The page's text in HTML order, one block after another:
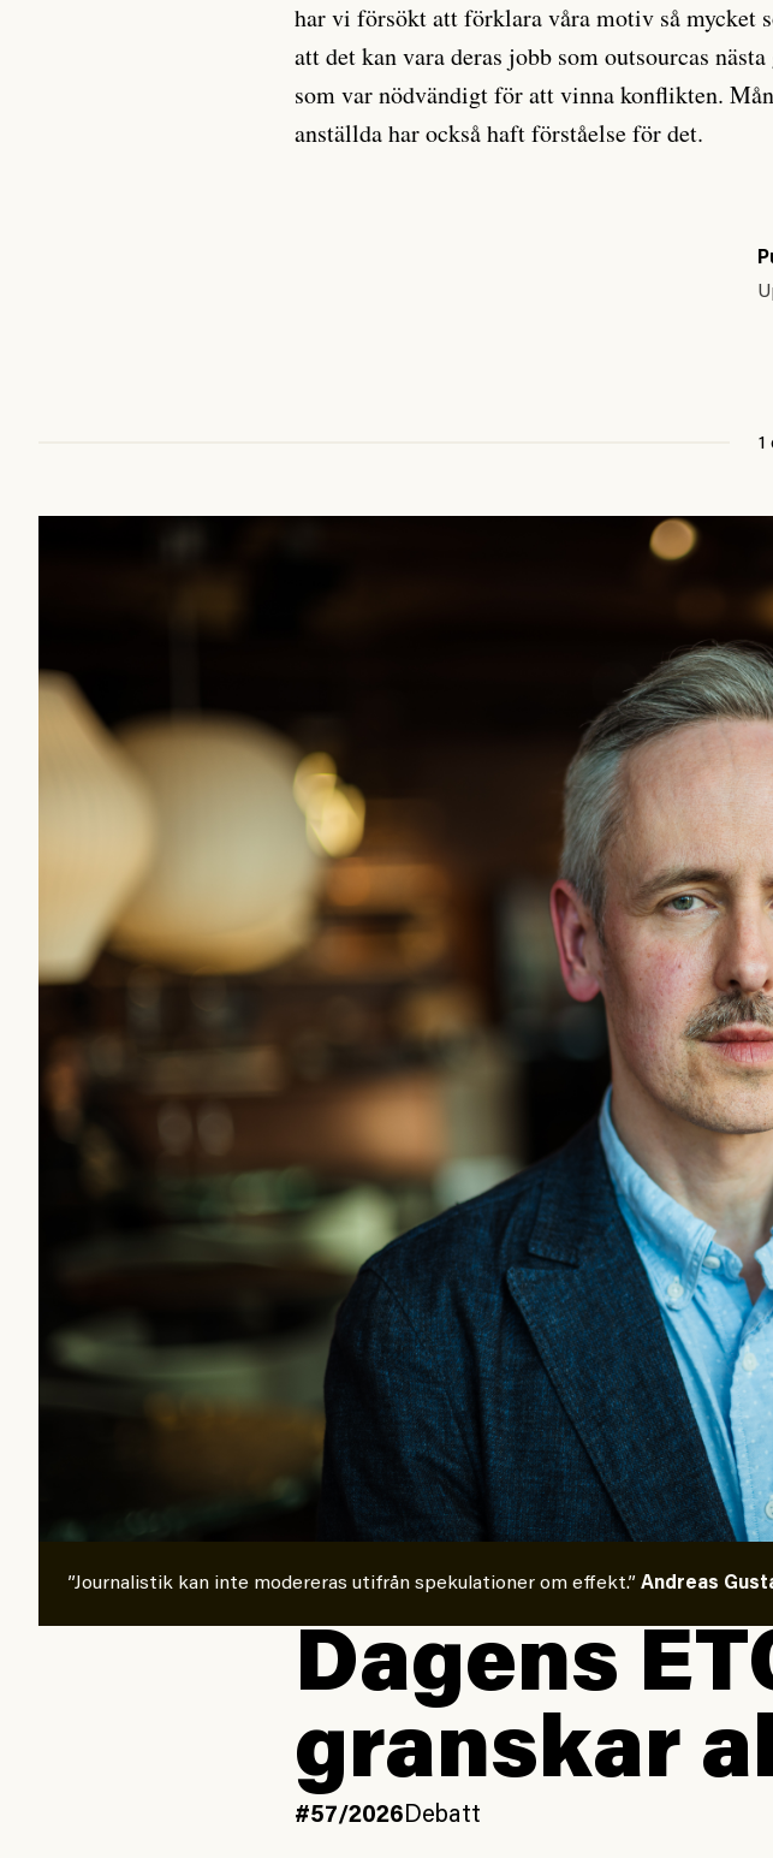
har vi försökt att förklara våra motiv så mycket
att det kan vara deras jobb som outsourcas
som var nödvändigt för att vinna konflikten.
anställda har också haft förståelse för det.
1
”Journalistik kan inte modereras utifrån spekulationer om effekt.” Andreas
Dagens
granskar
#57/2026Debatt